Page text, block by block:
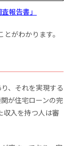
報告書」
がわかります。
、それを実現する
が住宅ローンの完
収入を持つ人は審